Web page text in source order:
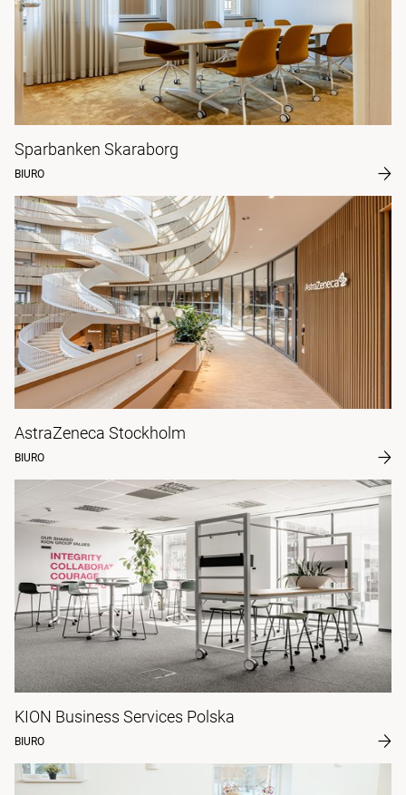
Sparbanken Skaraborg
BIURO
AstraZeneca Stockholm
BIURO
KION Business Services Polska
BIURO